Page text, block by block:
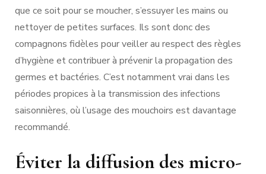
que ce soit pour se moucher, s’essuyer les mains ou
nettoyer de petites surfaces. Ils sont donc des
compagnons fidèles pour veiller au respect des règles
d’hygiène et contribuer à prévenir la propagation des
germes et bactéries. C’est notamment vrai dans les
périodes propices à la transmission des infections
saisonnières, où l’usage des mouchoirs est davantage
recommandé.
Éviter la diffusion des micro-